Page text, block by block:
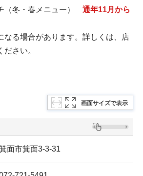
（冬・春メニュー） 通年11月から
る場合があります。詳しくは、店
さい。
画面サイズで表示
面市箕面3-3-31